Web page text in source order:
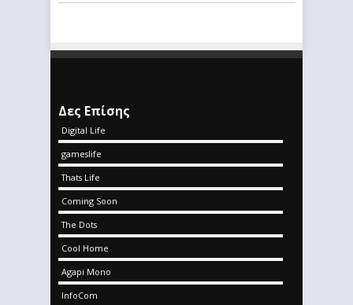
Δες Επίσης
Digital Life
gameslife
Thats Life
Coming Soon
The Dots
Cool Home
Agapi Mono
InfoCom